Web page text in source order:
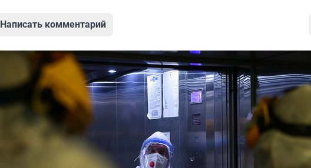
Написать комментарий